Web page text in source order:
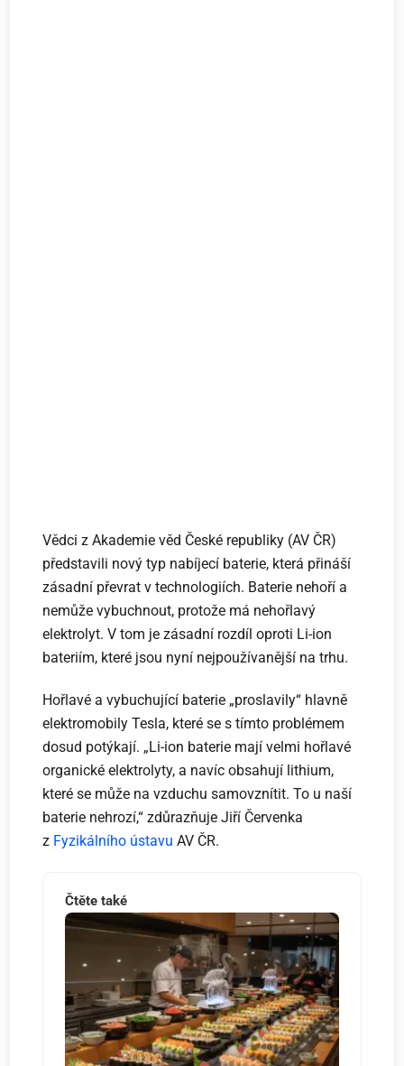
Vědci z Akademie věd České republiky (AV ČR)
představili nový typ nabíjecí baterie, která přináší
zásadní převrat v technologiích. Baterie nehoří a
nemůže vybuchnout, protože má nehořlavý
elektrolyt. V tom je zásadní rozdíl oproti Li-ion
bateriím, které jsou nyní nejpoužívanější na trhu.
Hořlavé a vybuchující baterie „proslavily“ hlavně
elektromobily Tesla, které se s tímto problémem
dosud potýkají. „Li-ion baterie mají velmi hořlavé
organické elektrolyty, a navíc obsahují lithium,
které se může na vzduchu samovznítit. To u naší
baterie nehrozí,“ zdůrazňuje Jiří Červenka
z Fyzikálního ústavu AV ČR.
Čtěte také